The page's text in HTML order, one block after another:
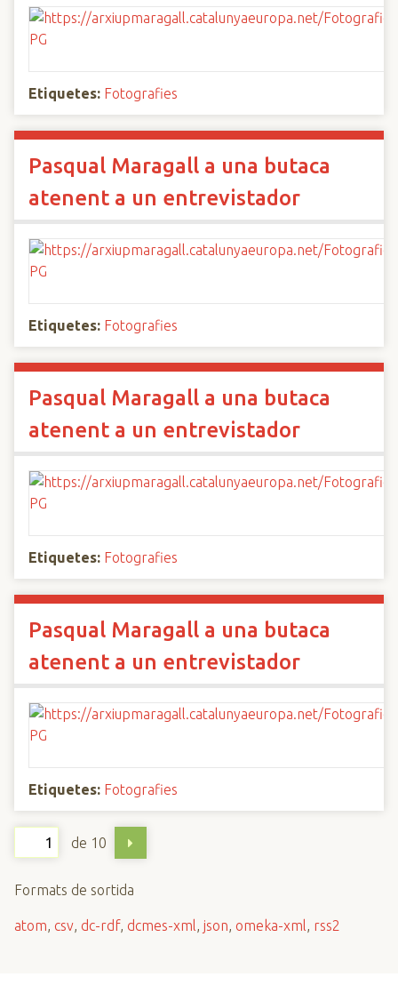
Etiquetes: Fotografies
Pasqual Maragall a una butaca
atenent a un entrevistador
Etiquetes: Fotografies
Pasqual Maragall a una butaca
atenent a un entrevistador
Etiquetes: Fotografies
Pasqual Maragall a una butaca
atenent a un entrevistador
Etiquetes: Fotografies
de 10
Formats de sortida
atom, csv, dc-rdf, dcmes-xml, json, omeka-xml, rss2